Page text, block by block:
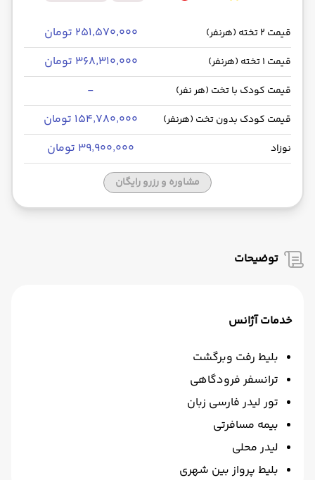
قیمت 2 تخته (هرنفر) ۲۵۱٬۵۷۰٬۰۰۰ تومان
قیمت 1 تخته (هرنفر) ۳۶۸٬۳۱۰٬۰۰۰ تومان
قیمت کودک با تخت (هر نفر) -
قیمت کودک بدون تخت (هرنفر) ۱۵۴٬۷۸۰٬۰۰۰ تومان
نوزاد ۳۹٬۹۰۰٬۰۰۰ تومان
مشاوره و رزرو رایگان
توضیحات
خدمات آژانس
بلیط رفت وبرگشت
ترانسفر فرودگاهی
تور لیدر فارسی زبان
بیمه مسافرتی
لیدر محلی
بلیط پرواز بین شهری